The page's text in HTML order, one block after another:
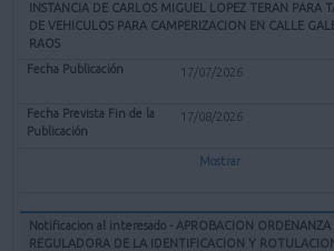
INSTANCIA DE CARLOS MIGUEL LOPEZ TERAN PARA
DE VEHICULOS PARA CAMPERIZACION EN CALLE
RAOS
17/07/2026
17/08/2026
Mostrar
Notificacion al interesado - APROBACION ORDENANZA
REGULADORA DE LA IDENTIFICACION Y